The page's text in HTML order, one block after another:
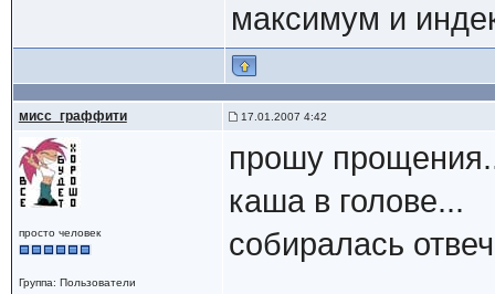
максимум и
мисс_граффити 17.01.2007 4:42
просто человек
Группа: Пользователи
прошу
каша в голове...
собиралась